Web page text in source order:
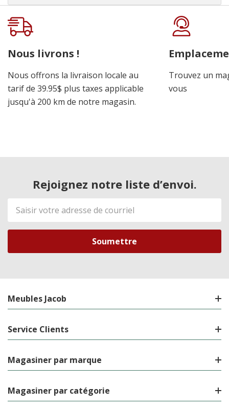
Onglet
personnalisé
Nous livrons !
Nous offrons la livraison locale au
tarif de 39.95$ plus taxes applicable
jusqu'à 200 km de notre magasin.
Trouvez un
vous
Rejoignez notre liste d’envoi.
Adresse
de
courriel
Meubles Jacob
Service Clients
Magasiner par marque
Magasiner par catégorie